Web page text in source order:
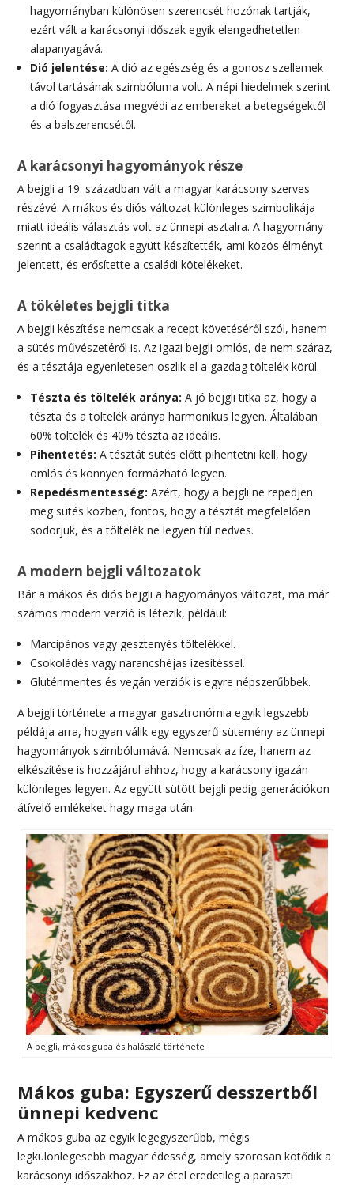
hagyományban különösen szerencsét hozónak tartják,
ezért vált a karácsonyi időszak egyik elengedhetetlen
alapanyagává.
Dió jelentése: A dió az egészség és a gonosz szellemek
távol tartásának szimbóluma volt. A népi hiedelmek szerint
a dió fogyasztása megvédi az embereket a betegségektől
és a balszerencsétől.
A karácsonyi hagyományok része
A bejgli a 19. században vált a magyar karácsony szerves
részévé. A mákos és diós változat különleges szimbolikája
miatt ideális választás volt az ünnepi asztalra. A hagyomány
szerint a családtagok együtt készítették, ami közös élményt
jelentett, és erősítette a családi kötelékeket.
A tökéletes bejgli titka
A bejgli készítése nemcsak a recept követéséről szól, hanem
a sütés művészetéről is. Az igazi bejgli omlós, de nem száraz,
és a tésztája egyenletesen oszlik el a gazdag töltelék körül.
Tészta és töltelék aránya: A jó bejgli titka az, hogy a
tészta és a töltelék aránya harmonikus legyen. Általában
60% töltelék és 40% tészta az ideális.
Pihentetés: A tésztát sütés előtt pihentetni kell, hogy
omlós és könnyen formázható legyen.
Repedésmentesség: Azért, hogy a bejgli ne repedjen
meg sütés közben, fontos, hogy a tésztát megfelelően
sodorjuk, és a töltelék ne legyen túl nedves.
A modern bejgli változatok
Bár a mákos és diós bejgli a hagyományos változat, ma már
számos modern verzió is létezik, például:
Marcipános vagy gesztenyés töltelékkel.
Csokoládés vagy narancshéjas ízesítéssel.
Gluténmentes és vegán verziók is egyre népszerűbbek.
A bejgli története a magyar gasztronómia egyik legszebb
példája arra, hogyan válik egy egyszerű sütemény az ünnepi
hagyományok szimbólumává. Nemcsak az íze, hanem az
elkészítése is hozzájárul ahhoz, hogy a karácsony igazán
különleges legyen. Az együtt sütött bejgli pedig generációkon
átívelő emlékeket hagy maga után.
A bejgli, mákos guba és halászlé története
Mákos guba: Egyszerű desszertből
ünnepi kedvenc
A mákos guba az egyik legegyszerűbb, mégis
legkülönlegesebb magyar édesség, amely szorosan kötődik a
karácsonyi időszakhoz. Ez az étel eredetileg a paraszti